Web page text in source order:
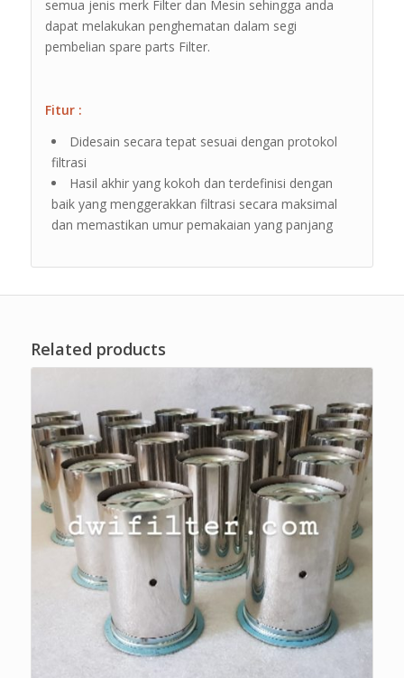
semua jenis merk Filter dan Mesin sehingga anda
dapat melakukan penghematan dalam segi
pembelian spare parts Filter.
Fitur :
Didesain secara tepat sesuai dengan protokol
filtrasi
Hasil akhir yang kokoh dan terdefinisi dengan
baik yang menggerakkan filtrasi secara maksimal
dan memastikan umur pemakaian yang panjang
Related products